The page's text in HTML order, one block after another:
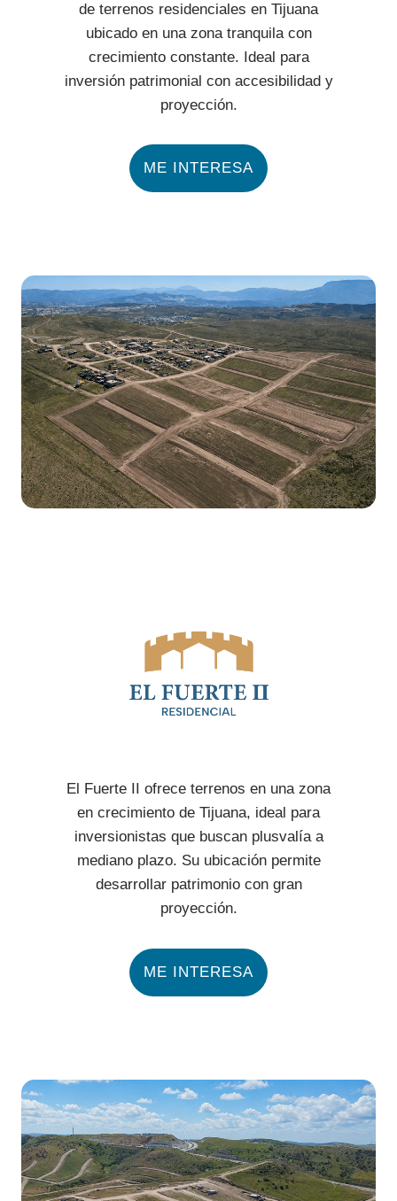
de terrenos residenciales en Tijuana
ubicado en una zona tranquila con
crecimiento constante. Ideal para
inversión patrimonial con accesibilidad y
proyección.
ME INTERESA
El Fuerte II ofrece terrenos en una zona
en crecimiento de Tijuana, ideal para
inversionistas que buscan plusvalía a
mediano plazo. Su ubicación permite
desarrollar patrimonio con gran
proyección.
ME INTERESA